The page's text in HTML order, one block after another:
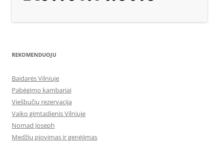
REKOMENDUOJU
Baidarės Vilniuje
Pabėgimo kambariai
Viešbučių rezervacija
Vaiko gimtadienis Vilniuje
Nomad Joseph
Medžių pjovimas ir genėjimas